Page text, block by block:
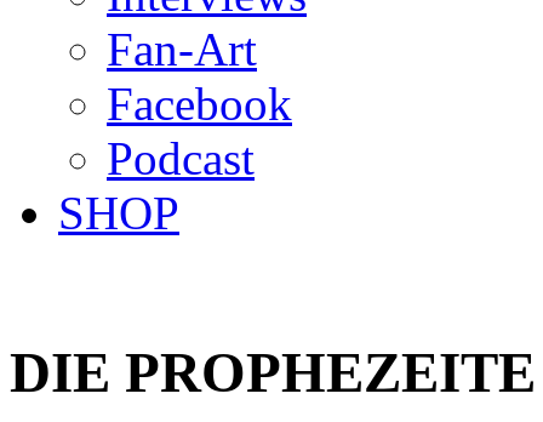
Fan-Art
Facebook
Podcast
SHOP
DIE PROPHEZEITE